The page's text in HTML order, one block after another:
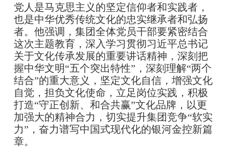
党人是马克思主义的坚定信仰者和实践者，
也是中华优秀传统文化的忠实继承者和弘扬
者。他强调，集团全体党员干部要紧密结合
这次主题教育，深入学习贯彻习近平总书记
关于文化传承发展的重要讲话精神，深刻把
握中华文明“五个突出特性”，深刻理解“两个
结合”的重大意义，坚定文化自信，增强文化
自觉，担负文化使命，立足岗位实践，积极
打造“守正创新、和合共赢”文化品牌，以更
加强大的精神合力，切实提升集团竞争“软实
力”，奋力谱写中国式现代化的银河金控新篇
章。